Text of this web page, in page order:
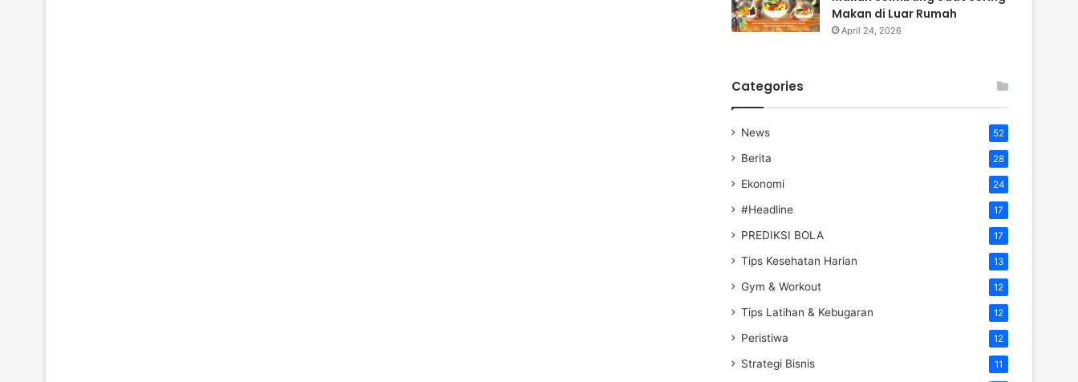
Makan di Luar Rumah
April 24, 2026
Categories
News 52
Berita 28
Ekonomi 24
#Headline 17
PREDIKSI BOLA 17
Tips Kesehatan Harian 13
Gym & Workout 12
Tips Latihan & Kebugaran 12
Peristiwa 12
Strategi Bisnis 11